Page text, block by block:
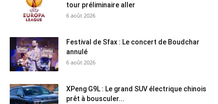
tour préliminaire aller
6 août 2026
Festival de Sfax : Le concert de Boudchar
annulé
6 août 2026
XPeng G9L : Le grand SUV électrique chinois
prêt à bousculer...